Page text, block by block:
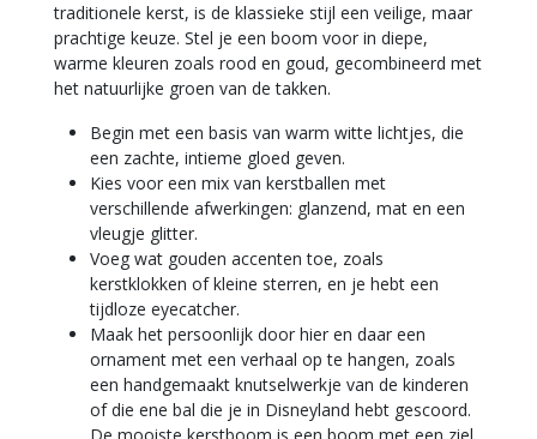
traditionele kerst, is de klassieke stijl een veilige, maar
prachtige keuze. Stel je een boom voor in diepe,
warme kleuren zoals rood en goud, gecombineerd met
het natuurlijke groen van de takken.
Begin met een basis van warm witte lichtjes, die
een zachte, intieme gloed geven.
Kies voor een mix van kerstballen met
verschillende afwerkingen: glanzend, mat en een
vleugje glitter.
Voeg wat gouden accenten toe, zoals
kerstklokken of kleine sterren, en je hebt een
tijdloze eyecatcher.
Maak het persoonlijk door hier en daar een
ornament met een verhaal op te hangen, zoals
een handgemaakt knutselwerkje van de kinderen
of die ene bal die je in Disneyland hebt gescoord.